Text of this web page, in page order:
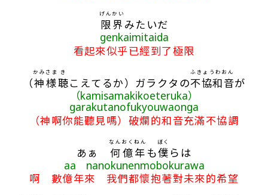
限界
げんかい
みたいだ
genkaimitaida
看起來似乎已經到了極限
（神
かみ
様
さま
聴
き
こえてるか）ガラクタの不協和音
ふきょうわおん
が
（kamisamakikoeteruka）
garakutanofukyouwaonga
（神啊你能聽見嗎）破爛的和音充滿不協調
あぁ 何
なん
億
おく
年
ねん
も僕
ぼく
らは
aa nanokunenmobokurawa
啊 數億年來 我們都懷抱著對未來的希望